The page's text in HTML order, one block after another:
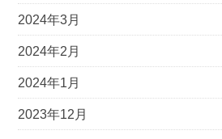
2024年3月
2024年2月
2024年1月
2023年12月